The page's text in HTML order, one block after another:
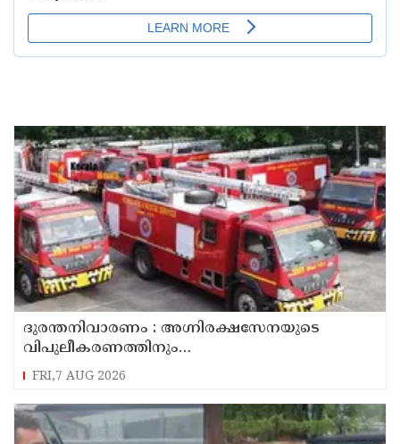
ദുരന്തനിവാരണം : അഗ്നിരക്ഷസേനയുടെ
വിപുലീകരണത്തിനും
ആധുനികവത്കരണത്തിനുമായി 64.21 കോടി
FRI,7 AUG 2026